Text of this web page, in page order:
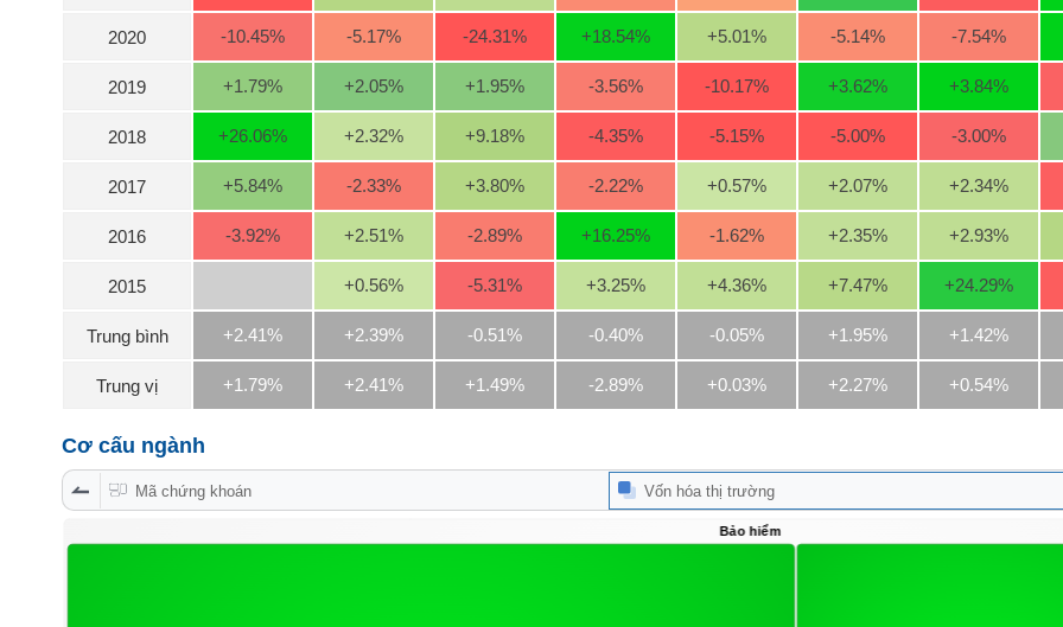
2020
2019
2018
2017
2016
2015
Trung bình
Trung vị
-10.45% -5.17% -24.31% +18.54% +5.01% -5.14% -7.54%
+1.79% +2.05% +1.95% -3.56% -10.17% +3.62% +3.84%
+26.06% +2.32% +9.18% -4.35% -5.15% -5.00% -3.00%
+5.84% -2.33% +3.80% -2.22% +0.57% +2.07% +2.34%
-3.92% +2.51% -2.89% +16.25% -1.62% +2.35% +2.93%
+0.56% -5.31% +3.25% +4.36% +7.47% +24.29%
+2.41% +2.39% -0.51% -0.40% -0.05% +1.95% +1.42%
+1.79% +2.41% +1.49% -2.89% +0.03% +2.27% +0.54%
Cơ cấu ngành
Mã chứng khoán Vốn hóa thị trường
NGHIỆP
CỤ